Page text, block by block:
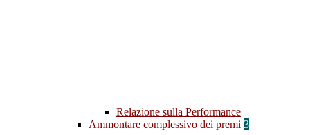
Relazione sulla Performance
Ammontare complessivo dei premi 3